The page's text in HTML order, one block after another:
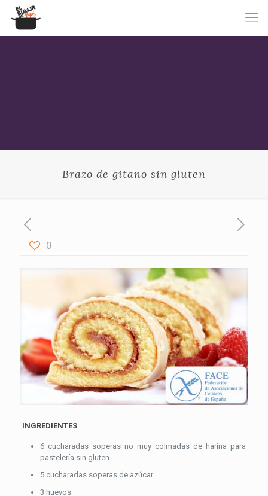
Brazo de gitano sin gluten
0
INGREDIENTES
6 cucharadas soperas no muy colmadas de harina para
pastelería sin gluten
5 cucharadas soperas de azúcar
3 huevos